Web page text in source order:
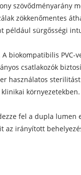
szövődményarány
zökkenőmentes
például sürgősségi
biokompatibilis
csatlakozók
használatos
környezetekben.
fel a dupla
irányított